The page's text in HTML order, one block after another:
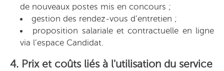
de nouveaux postes mis en concours ;
gestion des rendez-vous d’entretien ;
proposition salariale et contractuelle en ligne
via l’espace Candidat.
4. Prix et coûts liés à l'utilisation du service